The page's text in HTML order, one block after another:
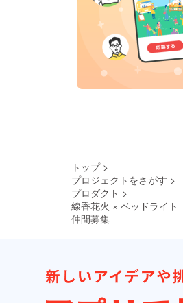
トップ >
プロジェクトをさがす >
プロダクト >
線香花火 × ベッドライ
仲間募集